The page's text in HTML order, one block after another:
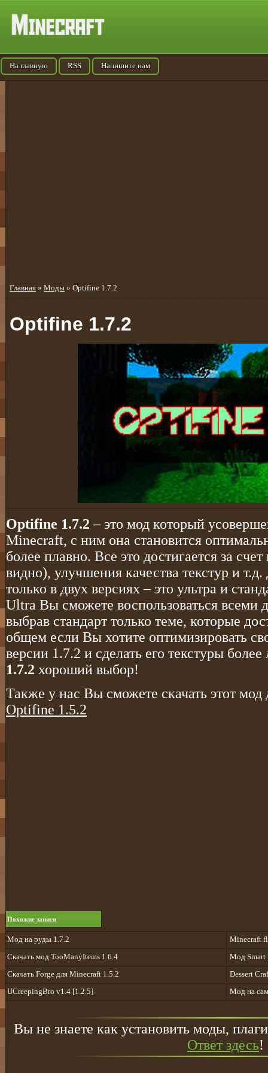
На главную RSS Напишите нам
Главная » Моды » Optifine 1.7.2
Optifine 1.7.2
Optifine 1.7.2 – это мод который
Minecraft, с ним она становится
более плавно. Все это достигается за
видно), улучшения качества текстур и
только в двух версиях – это ультра и
Ultra Вы сможете воспользоваться всеми
выбрав стандарт только теме, которые
общем если Вы хотите оптимизировать
версии 1.7.2 и сделать его текстуры
1.7.2 хороший выбор!
Также у нас Вы сможете скачать этот мод
Optifine 1.5.2
Похожие записи
Мод на руды 1.7.2
Minecraft
Скачать мод TooManyItems 1.6.4
Мод Smart
Скачать Forge для Minecraft 1.5.2
Dessert
UCreepingBro v1.4 [1.2.5]
Мод на
Вы не знаете как установить моды,
Ответ здесь!